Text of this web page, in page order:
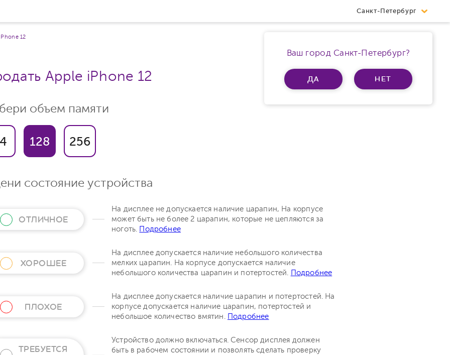
Санкт-Петербург
Ваш город Санкт-Петербург?
ДА НЕТ
12
Apple iPhone 12
объем памяти
128 256
состояние устройства
ОТЛИЧНОЕ
На дисплее не допускается наличие царапин, На корпусе
может быть не более 2 царапин, которые не цепляются за
ноготь. Подробнее
ХОРОШЕЕ
На дисплее допускается наличие небольшого количества
мелких царапин. На корпусе допускается наличие
небольшого количества царапин и потертостей. Подробнее
ПЛОХОЕ
На дисплее допускается наличие царапин и потертостей. На
корпусе допускается наличие царапин, потертостей и
небольшое количество вмятин. Подробнее
ТРЕБУЕТСЯ
Устройство должно включаться. Сенсор дисплея должен
быть в рабочем состоянии и позволять сделать проверку